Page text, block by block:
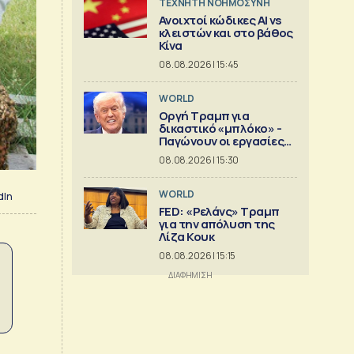
TΕΧΝΗΤΗ ΝΟΗΜΟΣΥΝΗ
Ανοιχτοί κώδικες AI vs
κλειστών και στο βάθος
Κίνα
08.08.2026 | 15:45
WORLD
Οργή Τραμπ για
δικαστικό «μπλόκο» -
Παγώνουν οι εργασίες
στη νέα αίθουσα
δεξιώσεων
08.08.2026 | 15:30
WORLD
FED: «Ρελάνς» Τραμπ
για την απόλυση της
Λίζα Κουκ
08.08.2026 | 15:15